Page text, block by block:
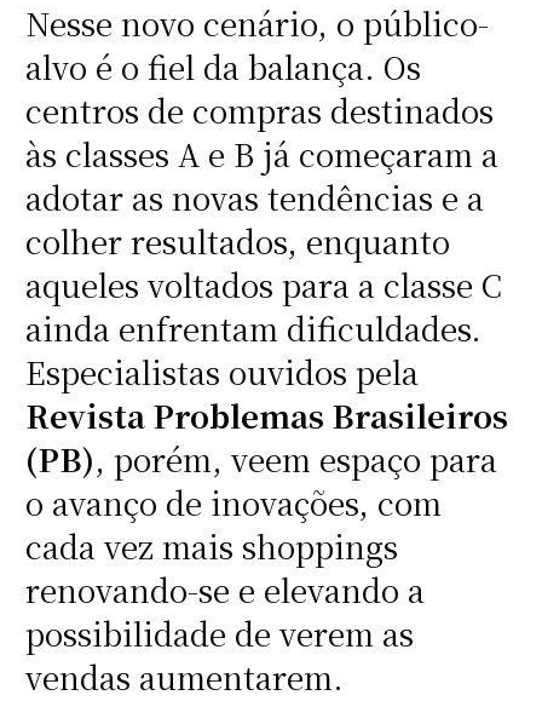
Nesse novo cenário, o público-
alvo é o fiel da balança. Os
centros de compras destinados
às classes A e B já começaram a
adotar as novas tendências e a
colher resultados, enquanto
aqueles voltados para a classe C
ainda enfrentam dificuldades.
Especialistas ouvidos pela
Revista Problemas Brasileiros
(PB), porém, veem espaço para
o avanço de inovações, com
cada vez mais shoppings
renovando-se e elevando a
possibilidade de verem as
vendas aumentarem.